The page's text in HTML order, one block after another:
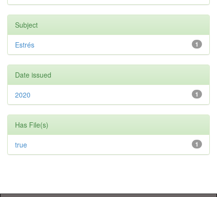
Subject
1
Estrés
Date issued
1
2020
Has File(s)
1
true